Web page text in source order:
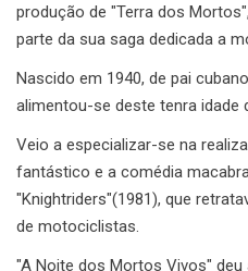
produção de "Terra dos
parte da sua saga dedicada a
Nascido em 1940, de pai
alimentou-se deste tenra idade
Veio a especializar-se na
fantástico e a comédia
"Knightriders"(1981), que
de motociclistas.
"A Noite dos Mortos Vivos" deu